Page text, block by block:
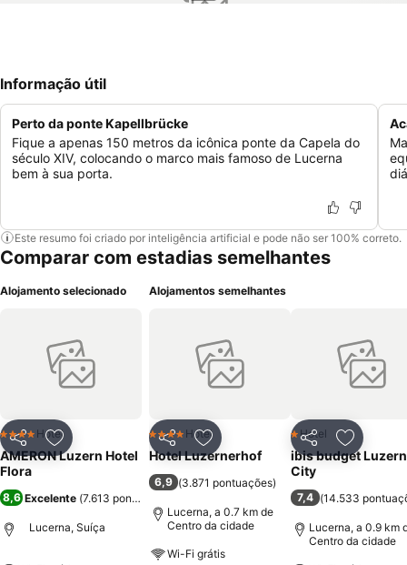
Informação útil
Perto da ponte Kapellbrücke
Fique a apenas 150 metros da icônica ponte da Capela do
século XIV, colocando o marco mais famoso de Lucerna
bem à sua porta.
Este resumo foi criado por inteligência artificial e pode não ser 100% correto.
Comparar com estadias semelhantes
Alojamento selecionado
PartilharAdicionar aos favoritos
4 EstrelasHotel
AMERON Luzern Hotel
Flora
8,6 Excelente (7.613 pontuações
Lucerna, Suíça
Alojamentos semelhantes
PartilharAdicionar aos favoritos
4 EstrelasHotel
Hotel Luzernerhof
6,9 (3.871 pontuações)
Lucerna, a 0.7 km de
Centro da cidade
Wi-Fi grátis
Partilhar
1 Estrelas
Hotel
ibis budget Luzern
City
7,4 (14.533
Lucerna, a 0.9 km
Centro da cidade